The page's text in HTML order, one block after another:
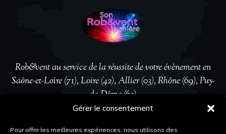
Gérer le consentement
Pour offrir les meilleures expériences, nous utilisons des
Rob&vent au service de la réussite de votre évènement en
Saône-et-Loire (71), Loire (42), Allier (03), Rhône (69), Puy-
de-Dôme (63)